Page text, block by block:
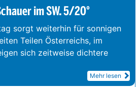
im SW. 5/20°
sorgt weiterhin für sonnigen
Teilen Österreichs, im
sich zeitweise dichtere
Mehr lesen